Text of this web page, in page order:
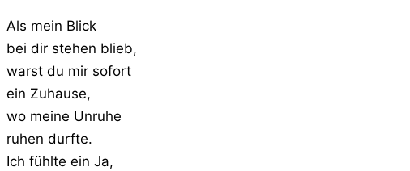
Als mein Blick
bei dir stehen blieb,
warst du mir sofort
ein Zuhause,
wo meine Unruhe
ruhen durfte.
Ich fühlte ein Ja,